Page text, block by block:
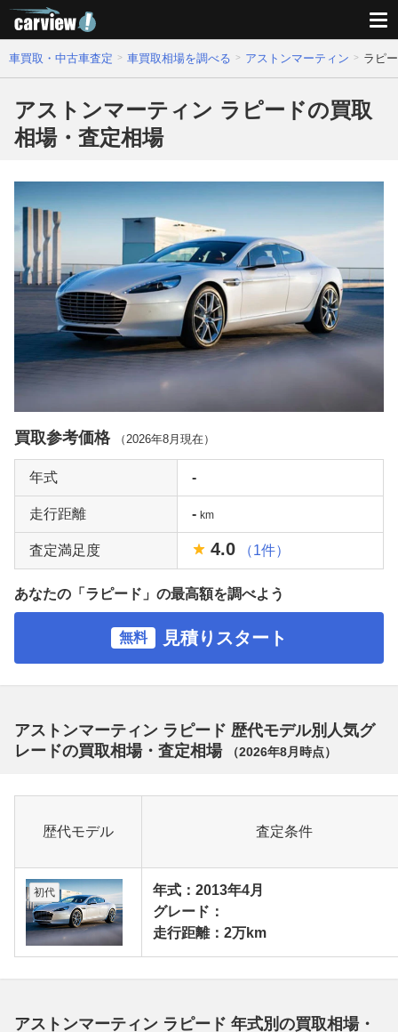
車買取・中古車査定 車買取相場を調べる アストンマーティン ラピ
アストンマーティン ラピードの買取
相場・査定相場
買取参考価格 （ 2026年8月 現在）
年式 -
走行距離 - km
査定満足度 4.0 （1件）
あなたの「ラピード」の最高額を調べよう
無料 見積りスタート
アストンマーティン ラピード 歴代モデル別人気グ
レードの買取相場・査定相場
（2026年8月 時点）
歴代モデル 査定条件
初代
年式：2013年4月
グレード：
走行距離：2万km
アストンマーティン ラピード 年式別の買取相場・